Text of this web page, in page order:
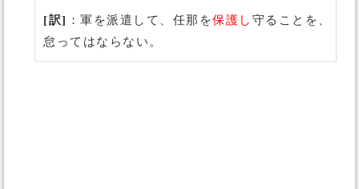
[訳] ：軍を派遣して、任那を保護し 守ることを、
怠ってはならない。